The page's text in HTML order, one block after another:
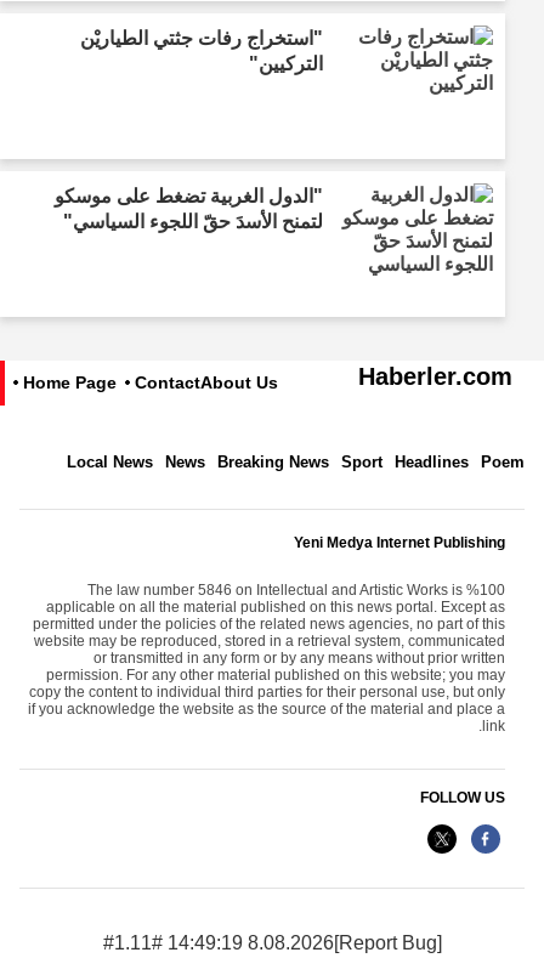
"استخراج رفات جثتي الطياريْن
التركيين"
"الدول الغربية تضغط على موسكو
لتمنح الأسدَ حقّ اللجوء السياسي"
Haberler.com
About Us
Contact
Home Page
Poem
Headlines
Sport
Breaking News
News
Local News
Yeni Medya Internet Publishing
The law number 5846 on Intellectual and Artistic Works is %100
applicable on all the material published on this news portal. Except as
permitted under the policies of the related news agencies, no part of this
website may be reproduced, stored in a retrieval system, communicated
or transmitted in any form or by any means without prior written
permission. For any other material published on this website; you may
copy the content to individual third parties for their personal use, but only
if you acknowledge the website as the source of the material and place a
link.
FOLLOW US
8.08.2026 14:49:19 #1.11#